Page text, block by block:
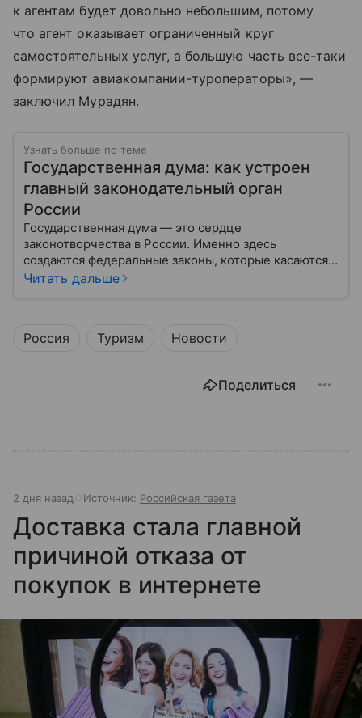
к агентам будет довольно небольшим, потому
что агент оказывает ограниченный круг
самостоятельных услуг, а большую часть все-таки
формируют авиакомпании-туроператоры», —
заключил Мурадян.
Узнать больше по теме
Государственная дума: как устроен
главный законодательный орган
России
Государственная дума — это сердце
законотворчества в России. Именно здесь
создаются федеральные законы, которые касаются
жизни каждого гражданина: от образования и
Читать дальше
Россия Туризм Новости
Поделиться
2 дня назад Источник: Российская газета
Доставка стала главной
причиной отказа от
покупок в интернете